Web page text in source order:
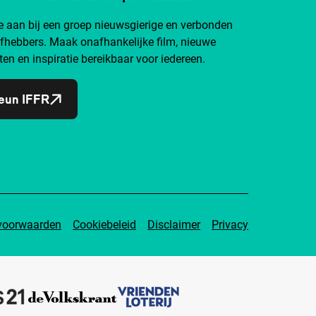
aan bij een groep nieuwsgierige en verbonden
Maak onafhankelijke film, nieuwe
en inspiratie bereikbaar voor iedereen.
IFFR
Cookiebeleid Disclaimer Privacy